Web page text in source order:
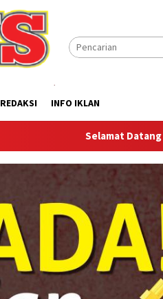
REDAKSI INFO IKLAN
Selamat Datang Di Website